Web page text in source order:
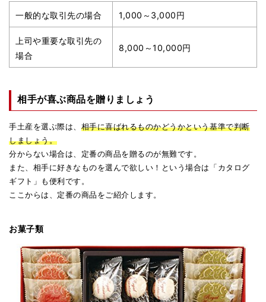
一般的な取引先の場合 1,000～3,000円
上司や重要な取引先の
場合
8,000～10,000円
相手が喜ぶ商品を贈りましょう
手土産を選ぶ際は、 相手に喜ばれるものかどうかという基準で判断
しましょう。
分からない場合は、定番の商品を贈るのが無難です。
また、相手に好きなものを選んで欲しい！という場合は「カタログ
ギフト」も便利です。
ここからは、定番の商品をご紹介します。
お菓子類